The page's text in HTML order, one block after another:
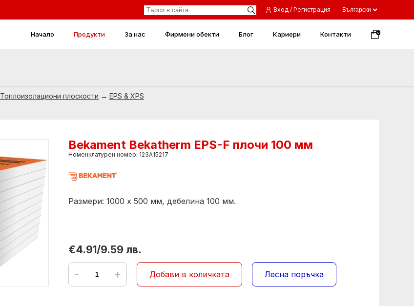
Вход / Регистрация
0
Начало Продукти За нас Фирмени обекти Блог Кариери Контакти
Топлоизолациони плоскости → EPS & XPS
Bekament Bekatherm EPS-F плочи 100 мм
Номенклатурен номер: 123А15217
Размери: 1000 х 500 мм, дебелина 100 мм.
€4.91/9.59 лв.
- + Добави в количката Лесна поръчка